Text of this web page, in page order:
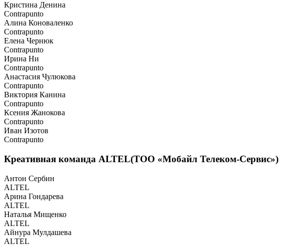
Кристина Денина
Contrapunto
Алина Коноваленко
Contrapunto
Елена Чернюк
Contrapunto
Ирина Ни
Contrapunto
Анастасия Чулюкова
Contrapunto
Виктория Канина
Contrapunto
Ксения Жанокова
Contrapunto
Иван Изотов
Contrapunto
Креативная команда ALTEL(ТОО «Мобайл Телеком-Сервис»)
Антон Сербин
ALTEL
Арина Гондарева
ALTEL
Наталья Мищенко
ALTEL
Айнура Мулдашева
ALTEL